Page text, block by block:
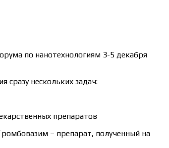
по нанотехнологиям 3-5 декабря
сразу нескольких задач:
препаратов
– препарат, полученный на